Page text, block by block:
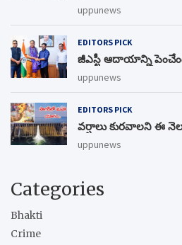
uppunews
EDITORS PICK
జీఎస్టీ ఆదాయాన్ని
uppunews
EDITORS PICK
వర్షాలు కురవాలని ఈ
uppunews
Categories
Bhakti
Crime